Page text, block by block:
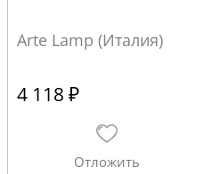
Arte Lamp (Италия)
4 118 ₽